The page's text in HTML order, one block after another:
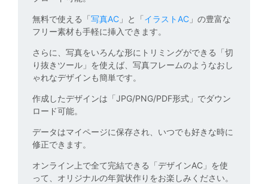
無料で使える「写真AC 」と「イラストAC 」の豊富な
フリー素材も手軽に挿入できます。
さらに、写真をいろんな形にトリミングができる「切
り抜きツール」を使えば、写真フレームのようなおし
ゃれなデザインも簡単です。
作成したデザインは「JPG/PNG/PDF形式」でダウン
ロード可能。
データはマイページに保存され、いつでも好きな時に
修正できます。
オンライン上で全て完結できる「デザインAC 」を使
って、オリジナルの年賀状作りをお楽しみください。